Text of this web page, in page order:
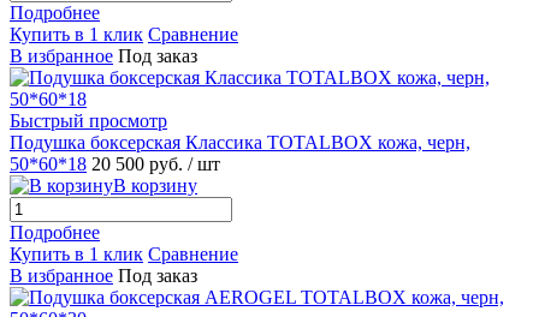
Подробнее
Купить в 1 клик Сравнение
В избранное Под заказ
Быстрый просмотр
Подушка боксерская Классика TOTALBOX кожа, черн,
50*60*18 20 500 руб. / шт
В корзину
Подробнее
Купить в 1 клик Сравнение
В избранное Под заказ